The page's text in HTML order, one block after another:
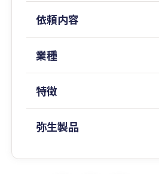
依頼内容
業種
特徴
弥生製品